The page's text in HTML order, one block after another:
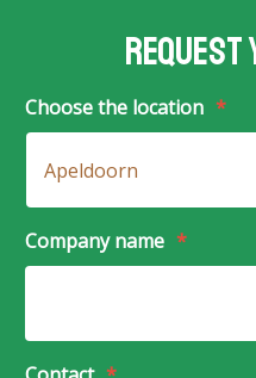
Choose the location *
Company name *